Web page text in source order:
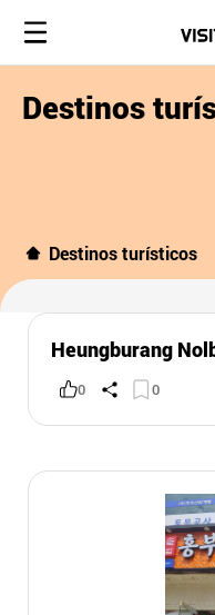
Destinos
Destinos turísticos
Heungburang
0 0